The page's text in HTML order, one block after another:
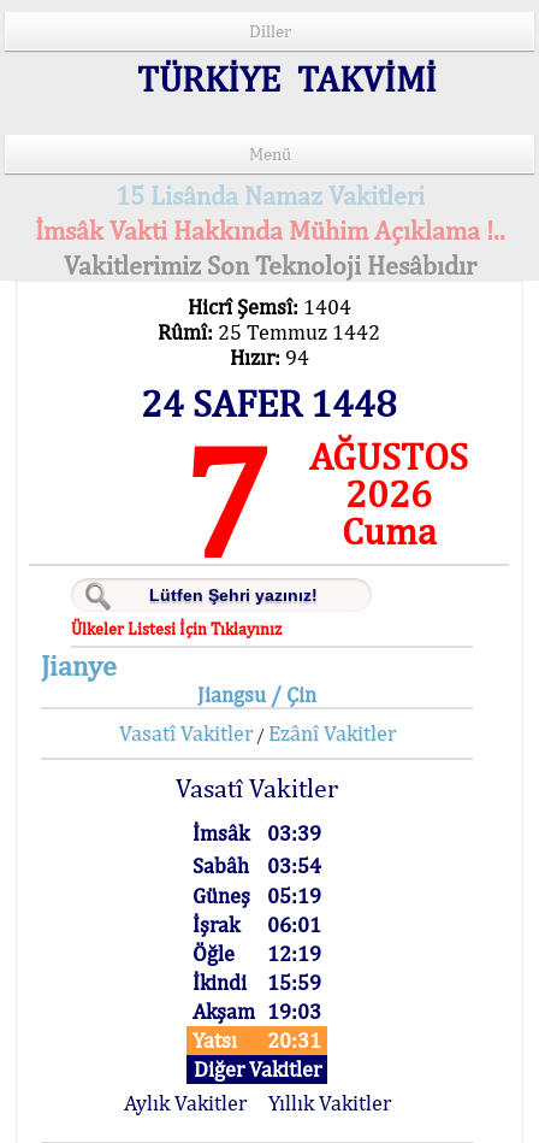
Diller
TÜRKİYE TAKVİMİ
Menü
15 Lisânda Namaz Vakitleri
İmsâk Vakti Hakkında Mühim Açıklama !..
Vakitlerimiz Son Teknoloji Hesâbıdır
Hicrî Şemsî: 1404
Rûmî: 25 Temmuz 1442
Hızır: 94
24 SAFER 1448
7
AĞUSTOS
2026
Cuma
Ülkeler Listesi İçin Tıklayınız
Jianye
Jiangsu / Çin
Vasatî Vakitler/ Ezânî Vakitler
Vasatî Vakitler
İmsâk
03:39
Sabâh
03:54
Güneş
05:19
İşrak
06:01
Öğle
12:19
İkindi
15:59
Akşam 19:03
Yatsı
20:31
Diğer Vakitler
Aylık Vakitler
Yıllık Vakitler